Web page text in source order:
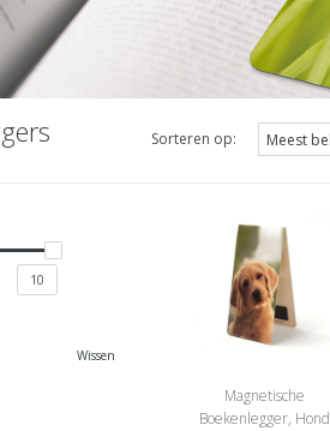
Sorteren op:
10
Wissen
Magnetische
Boekenlegger, Hond